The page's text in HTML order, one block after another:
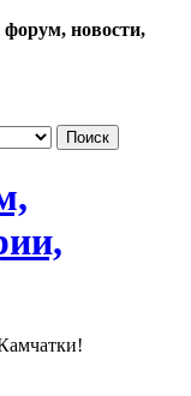
новости,